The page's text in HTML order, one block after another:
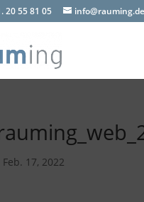
20 55 81 05 info@rauming.de
Feb. 17, 2022